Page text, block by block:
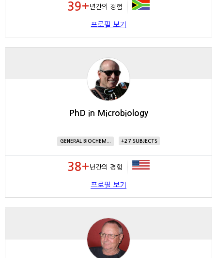
39+ 년간의 경험
프로필 보기
PhD in Microbiology
GENERAL BIOCHEM... 27
38+ 년간의 경험
프로필 보기